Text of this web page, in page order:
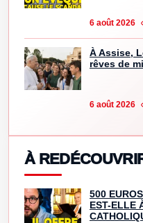
6 août 2026
À Assise,
rêves de
6 août 2026
À
500
EST-ELLE